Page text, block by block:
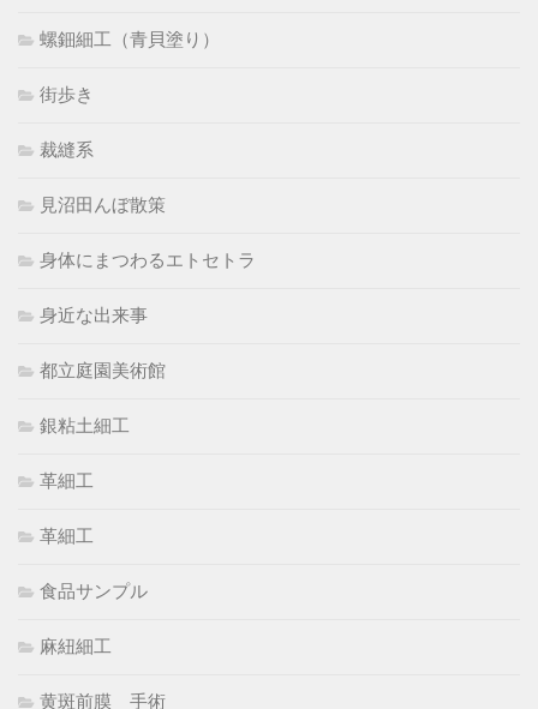
螺鈿細工（青貝塗り）
街歩き
裁縫系
見沼田んぼ散策
身体にまつわるエトセトラ
身近な出来事
都立庭園美術館
銀粘土細工
革細工
革細工
食品サンプル
麻紐細工
黄斑前膜 手術